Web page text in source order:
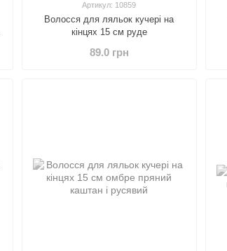
Артикул: 10859
Волосся для ляльок кучері на
кінцях 15 см руде
89.0 грн